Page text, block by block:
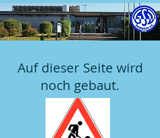
Auf dieser Seite wird
noch gebaut.